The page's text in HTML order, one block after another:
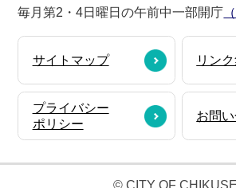
毎月第2・4日曜日の午前中一部開庁
サイトマップ リン
プライバシー
ポリシー
お問
© CITY OF